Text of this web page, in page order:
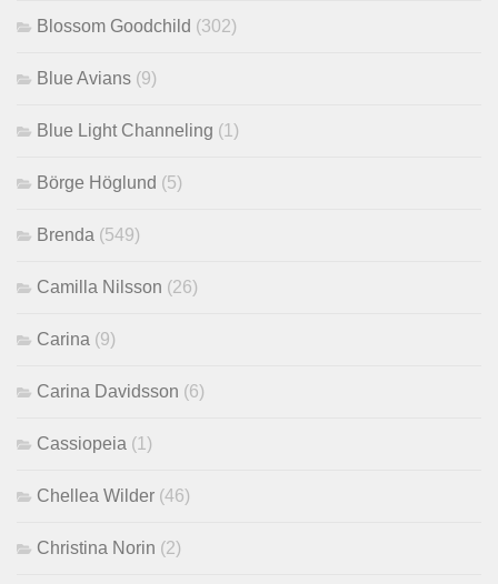
Blossom Goodchild (302)
Blue Avians (9)
Blue Light Channeling (1)
Börge Höglund (5)
Brenda (549)
Camilla Nilsson (26)
Carina (9)
Carina Davidsson (6)
Cassiopeia (1)
Chellea Wilder (46)
Christina Norin (2)